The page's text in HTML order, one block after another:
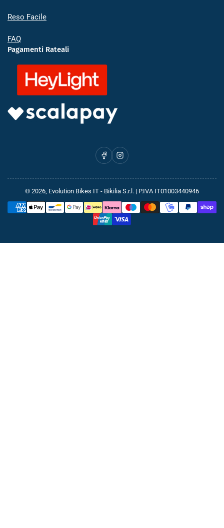
Reso Facile
FAQ
Pagamenti Rateali
FacebookInstagram
© 2026, Evolution Bikes IT - Bikilia S.r.l. | P.IVA IT01003440946
Metodi
di
pagamento